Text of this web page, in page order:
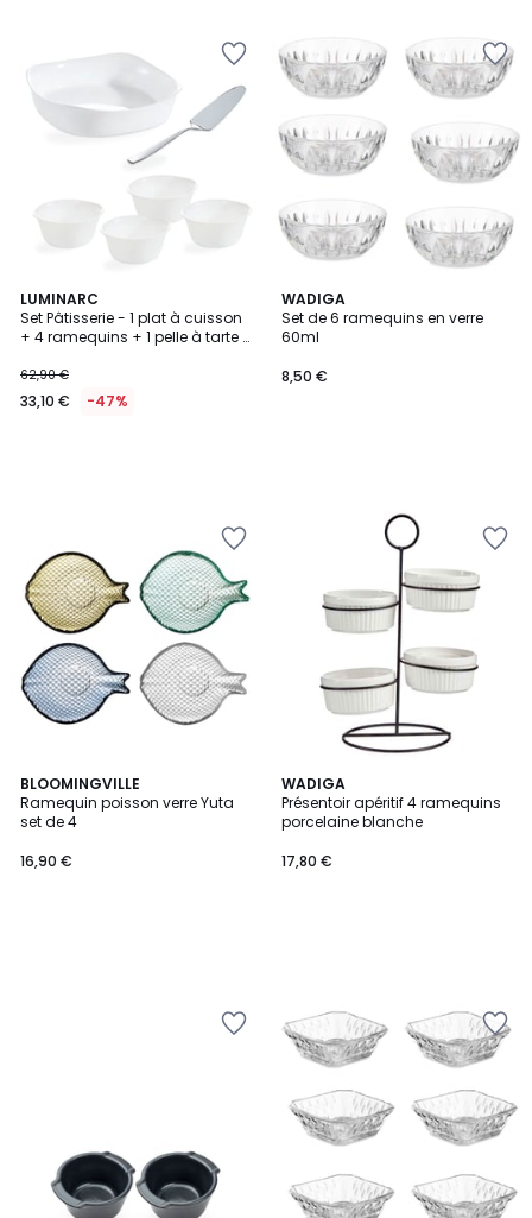
LUMINARC
Set Pâtisserie - 1 plat à cuisson
+ 4 ramequins + 1 pelle à tarte -
62,90 €
33,10 € -47%
WADIGA
Set de 6 ramequins en verre
60ml
8,50 €
BLOOMINGVILLE
Ramequin poisson verre Yuta
set de 4
16,90 €
WADIGA
Présentoir apéritif 4 ramequins
porcelaine blanche
17,80 €